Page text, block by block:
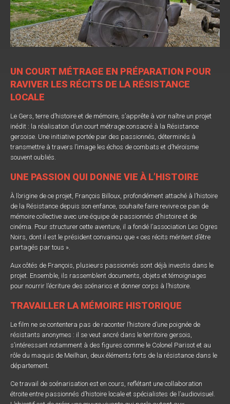
UN COURT MÉTRAGE EN PRÉPARATION POUR
RAVIVER LES RÉCITS DE LA RÉSISTANCE
LOCALE
Le Gers, terre d’histoire et de mémoire, s’apprête à voir naître un projet
inédit : la réalisation d’un court métrage consacré à la Résistance
gersoise. Une initiative portée par des passionnés, déterminés à
transmettre à travers l’image les échos de combats et d’héroïsme
souvent oubliés.
UNE PASSION QUI DONNE VIE À L’HISTOIRE
À l’origine de ce projet, François Billoux, profondément attaché à l’histoire
de la Résistance depuis son enfance, souhaite faire revivre ce pan de
mémoire collective avec une équipe de passionnés d’histoire et de
cinéma. Pour structurer cette aventure, il a fondé l’association Les Ogres
Noirs, dont il est le président convaincu que « ces récits méritent d’être
partagés par tous ».
Aux côtés de François, plusieurs passionnés sont déjà investis dans le
projet. Ensemble, ils rassemblent documents, objets et témoignages
pour nourrir l’écriture des scénarios et donner corps à l’histoire.
TRAVAILLER LA MÉMOIRE HISTORIQUE
Le film ne se contentera pas de raconter l’histoire d’une poignée de
résistants anonymes : il se veut ancré dans le territoire gersois,
s’intéressant notamment à des figures comme le Colonel Parisot et au
rôle du maquis de Meilhan, deux éléments forts de la résistance dans le
département.
Ce travail de scénarisation est en cours, reflétant une collaboration
étroite entre passionnés d’histoire locale et spécialistes de l’audiovisuel.